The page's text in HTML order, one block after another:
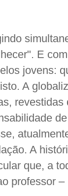
E
jovens:
A
revestidas
A
que, a
professor